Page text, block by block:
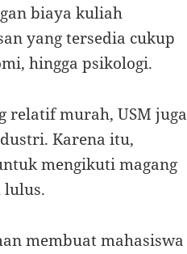
biaya kuliah
yang tersedia cukup
hingga psikologi.
relatif murah, USM juga
Karena itu,
mengikuti magang
lulus.
membuat mahasiswa